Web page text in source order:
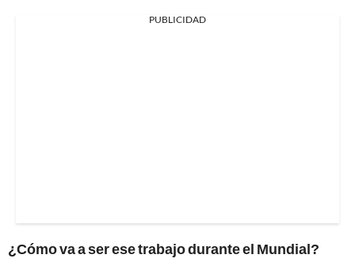
PUBLICIDAD
¿Cómo va a ser ese trabajo durante el Mundial?